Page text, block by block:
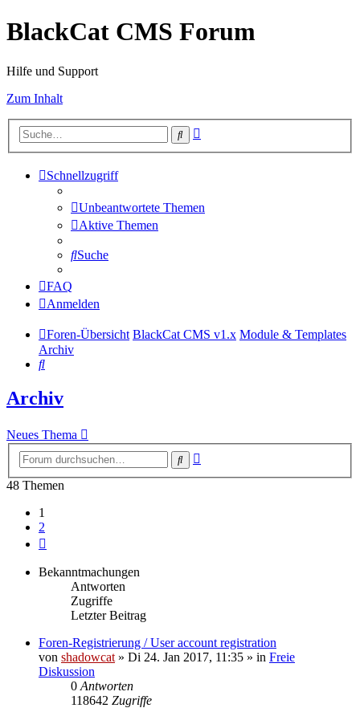
BlackCat CMS Forum
Hilfe und Support
Zum Inhalt
Suche
Schnellzugriff
Unbeantwortete Themen
Aktive Themen
Suche
FAQ
Anmelden
Foren-Übersicht BlackCat CMS v1.x Module & Templates
Archiv
Suche
Archiv
Neues Thema
Suche
48 Themen
1
2
Bekanntmachungen
Antworten
Zugriffe
Letzter Beitrag
Foren-Registrierung / User account registration
von shadowcat » Di 24. Jan 2017, 11:35 » in Freie
Diskussion
0 Antworten
118642 Zugriffe